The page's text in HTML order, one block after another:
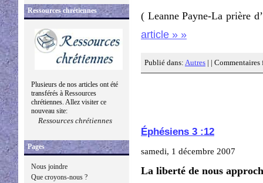
Ressources chrétiennes
Plusieurs de nos articles ont été
transférés à Ressources
chrétiennes. Allez visiter ce
nouveau site:
Ressources chrétiennes
Pages
Nous joindre
Que croyons-nous ?
( Leanne Payne-La prière
article » »
Publié dans: Autres | | Commentaires
Éphésiens 3 :12
samedi, 1 décembre 2007
La liberté de nous